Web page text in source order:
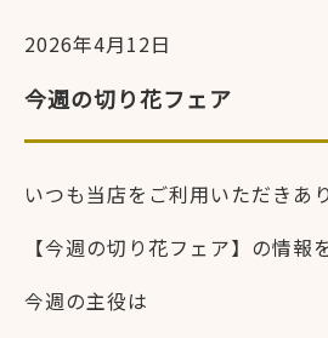
2026年4月12日
今週の切り花フェア
いつも当店をご利用いただきあ
【今週の切り花フェア】の情報
今週の主役は